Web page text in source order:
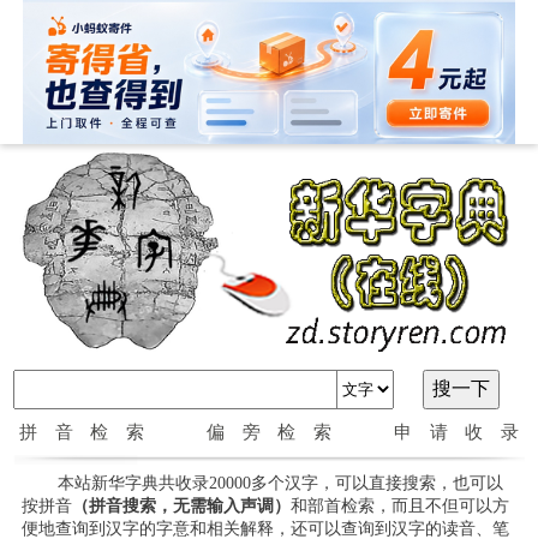
拼音检索 偏旁检索 申请收录
本站新华字典共收录20000多个汉字，可以直接搜索，也可以
按拼音（拼音搜索，无需输入声调） 和部首检索，而且不但可以方
便地查询到汉字的字意和相关解释，还可以查询到汉字的读音、笔